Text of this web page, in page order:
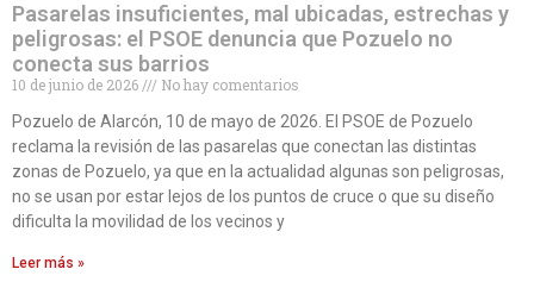
Pasarelas insuficientes, mal ubicadas, estrechas y
peligrosas: el PSOE denuncia que Pozuelo no
conecta sus barrios
10 de junio de 2026
No hay comentarios
Pozuelo de Alarcón, 10 de mayo de 2026. El PSOE de Pozuelo
reclama la revisión de las pasarelas que conectan las distintas
zonas de Pozuelo, ya que en la actualidad algunas son peligrosas,
no se usan por estar lejos de los puntos de cruce o que su diseño
dificulta la movilidad de los vecinos y
Leer más »